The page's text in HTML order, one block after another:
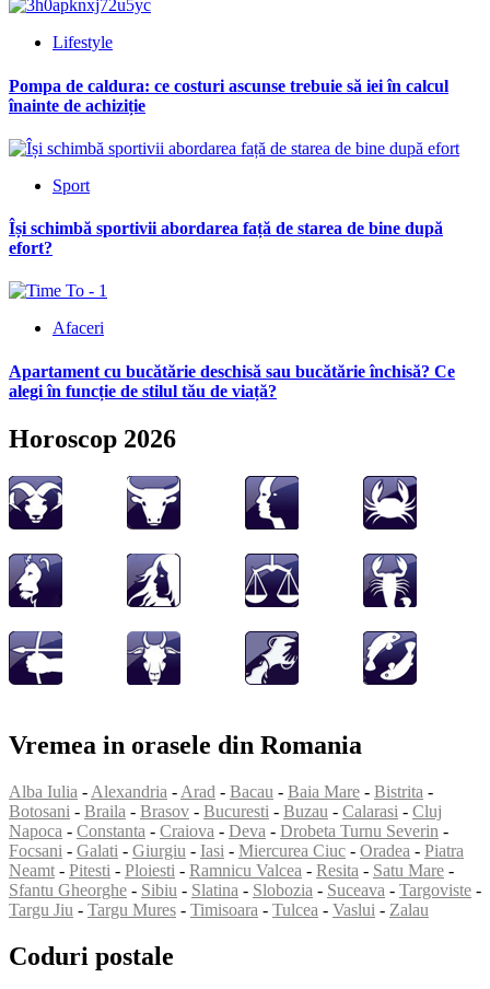
Lifestyle
Pompa de caldura: ce costuri ascunse trebuie să iei în calcul
înainte de achiziție
Sport
Își schimbă sportivii abordarea față de starea de bine după
efort?
Afaceri
Apartament cu bucătărie deschisă sau bucătărie închisă? Ce
alegi în funcție de stilul tău de viață?
Horoscop 2026
Vremea in orasele din Romania
Alba Iulia - Alexandria - Arad - Bacau - Baia Mare - Bistrita -
Botosani - Braila - Brasov - Bucuresti - Buzau - Calarasi - Cluj
Napoca - Constanta - Craiova - Deva - Drobeta Turnu Severin -
Focsani - Galati - Giurgiu - Iasi - Miercurea Ciuc - Oradea - Piatra
Neamt - Pitesti - Ploiesti - Ramnicu Valcea - Resita - Satu Mare -
Sfantu Gheorghe - Sibiu - Slatina - Slobozia - Suceava - Targoviste -
Targu Jiu - Targu Mures - Timisoara - Tulcea - Vaslui - Zalau
Coduri postale